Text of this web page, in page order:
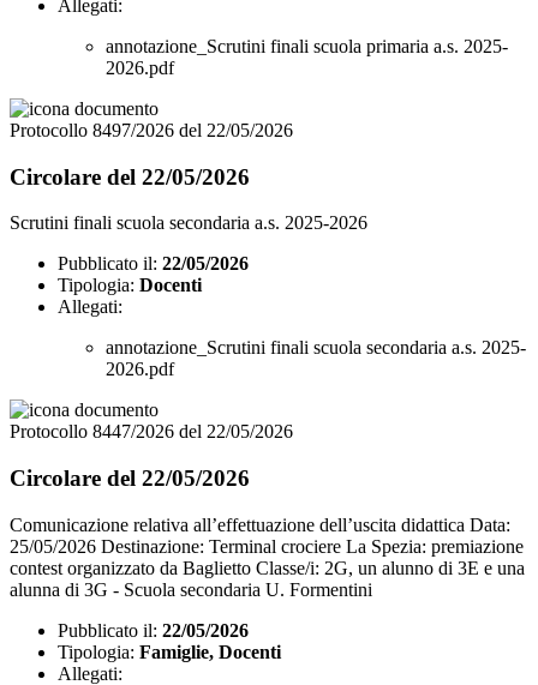
Allegati:
annotazione_Scrutini finali scuola primaria a.s. 2025-
2026.pdf
Protocollo 8497/2026 del 22/05/2026
Circolare del 22/05/2026
Scrutini finali scuola secondaria a.s. 2025-2026
Pubblicato il: 22/05/2026
Tipologia: Docenti
Allegati:
annotazione_Scrutini finali scuola secondaria a.s. 2025-
2026.pdf
Protocollo 8447/2026 del 22/05/2026
Circolare del 22/05/2026
Comunicazione relativa all’effettuazione dell’uscita didattica Data:
25/05/2026 Destinazione: Terminal crociere La Spezia: premiazione
contest organizzato da Baglietto Classe/i: 2G, un alunno di 3E e una
alunna di 3G - Scuola secondaria U. Formentini
Pubblicato il: 22/05/2026
Tipologia: Famiglie, Docenti
Allegati: